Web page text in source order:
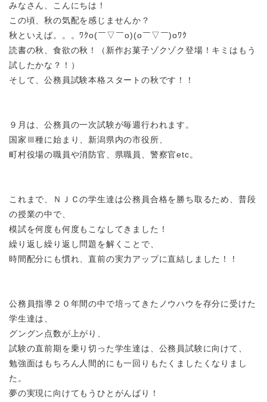
みなさん、こんにちは！
この頃、秋の気配を感じませんか？
秋といえば。。。 ﾜｸo(￣▽￣o)(o￣▽￣)oﾜｸ
読書の秋、食欲の秋！（新作お菓子ゾクゾク登場！キミはもう
試したかな？！）
そして、公務員試験本格スタートの秋です！！
９月は、公務員の一次試験が毎週行われます。
国家Ⅲ種に始まり、新潟県内の市役所、
町村役場の職員や消防官、県職員、警察官etc。
これまで、ＮＪＣの学生達は公務員合格を勝ち取るため、普段
の授業の中で、
模試を何度も何度もこなしてきました！
繰り返し繰り返し問題を解くことで、
時間配分にも慣れ、直前の実力アップに直結しました！！
公務員指導２０年間の中で培ってきたノウハウを存分に受けた
学生達は、
グングン点数が上がり、
試験の直前期を乗り切った学生達は、公務員試験に向けて、
勉強面はもちろん人間的にも一回りもたくましたくなりまし
た。
夢の実現に向けてもうひとがんばり！